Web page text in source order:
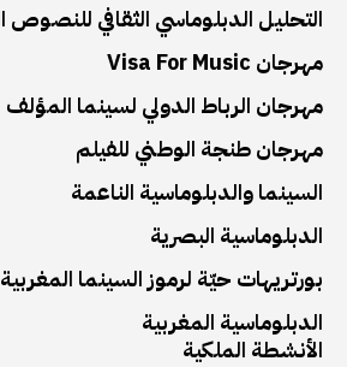
التحليل الدبلوماسي الثقافي للنصوص
مهرجان Visa For Music
مهرجان الرباط الدولي لسينما المؤلف
مهرجان طنجة الوطني للفيلم
السينما والدبلوماسية الناعمة
الدبلوماسية البصرية
بورتريهات حيّة لرموز السينما
الدبلوماسية المغربية
الأنشطة الملكية